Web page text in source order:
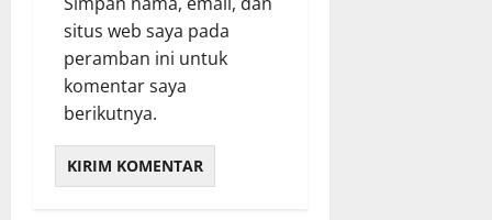
situs web saya pada
peramban ini untuk
komentar saya
berikutnya.